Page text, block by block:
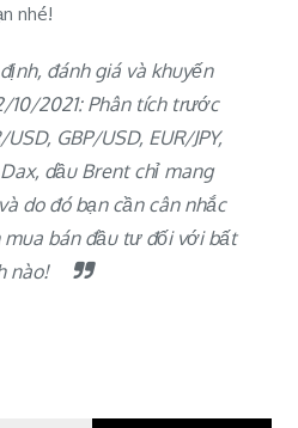
nhé!
đánh giá và khuyến
2021: Phân tích trước
GBP/USD, EUR/JPY,
Dax, dầu Brent chỉ mang
do đó bạn cần cân nhắc
bán đầu tư đối với bất
nào!